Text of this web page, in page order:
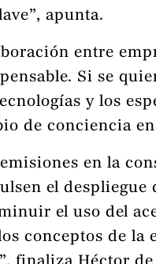
apunta.
entre
Si se
y los
de conciencia
en la
el despliegue
el uso del
conceptos de la